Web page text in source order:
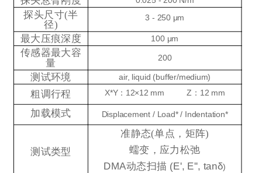
探头尺寸(半
径)
3 - 250 μm
最大压痕深度 100 μm
传感器最大容
量 200
测试环境 air, liquid (buffer/medium)
粗调行程 X*Y：12×12 mm Z：12 mm
加载模式 Displacement / Load* / Indentation*
测试类型
准静态(单点，矩阵)
蠕变，应力松弛
DMA动态扫描 (E', E'', tanδ)